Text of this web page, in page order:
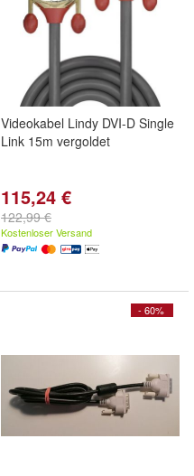
Videokabel Lindy DVI-D Single
Link 15m vergoldet
115,24 €
122,99 €
Kostenloser Versand
- 60%